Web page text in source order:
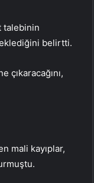
talebinin
belirtti.
çıkaracağını,
mali kayıplar,